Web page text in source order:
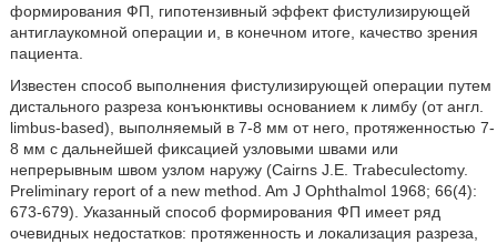
формирования ФП, гипотензивный эффект фистулизирующей
антиглаукомной операции и, в конечном итоге, качество зрения
пациента.
Известен способ выполнения фистулизирующей операции путем
дистального разреза конъюнктивы основанием к лимбу (от англ.
limbus-based), выполняемый в 7-8 мм от него, протяженностью 7-
8 мм с дальнейшей фиксацией узловыми швами или
непрерывным швом узлом наружу (Cairns J.E. Trabeculectomy.
Preliminary report of a new method. Am J Ophthalmol 1968; 66(4):
673-679). Указанный способ формирования ФП имеет ряд
очевидных недостатков: протяженность и локализация разреза,